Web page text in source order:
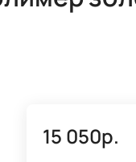
15 050р.